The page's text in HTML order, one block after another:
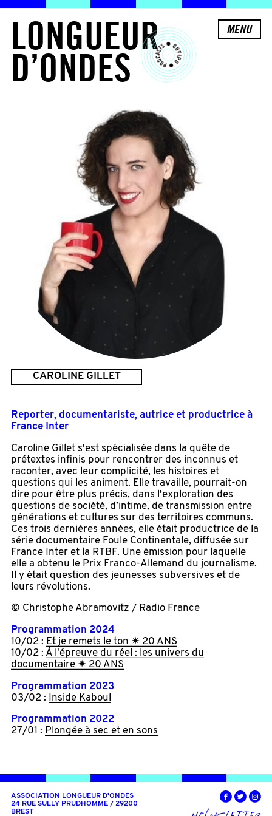
LONGUEUR
D’ONDES
MENU
CAROLINE GILLET
Reporter, documentariste, autrice et productrice à
France Inter
Caroline Gillet s'est spécialisée dans la quête de
prétextes infinis pour rencontrer des inconnus et
raconter, avec leur complicité, les histoires et
questions qui les animent. Elle travaille, pourrait-on
dire pour être plus précis, dans l'exploration des
questions de société, d’intime, de transmission entre
générations et cultures sur des territoires communs.
Ces trois dernières années, elle était productrice de la
série documentaire Foule Continentale, diffusée sur
France Inter et la RTBF. Une émission pour laquelle
elle a obtenu le Prix Franco-Allemand du journalisme.
Il y était question des jeunesses subversives et de
leurs révolutions.
© Christophe Abramovitz / Radio France
Programmation 2024
10/02 : Et je remets le ton ✷ 20 ANS
10/02 : À l'épreuve du réel : les univers du
documentaire ✷ 20 ANS
Programmation 2023
03/02 :
Inside Kaboul
Programmation 2022
27/01 : Plongée à sec et en sons
ASSOCIATION LONGUEUR D'ONDES
24 RUE SULLY PRUDHOMME / 29200
BREST